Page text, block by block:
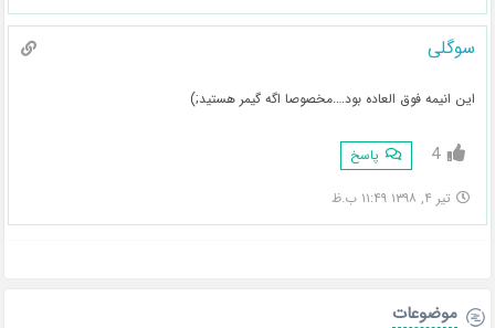
سوگلی
این انیمه فوق العاده بود….مخصوصا اگه گیمر هستید;)
4 پاسخ
تیر ۴, ۱۳۹۸ ۱۱:۴۹ ب.ظ
موضوعات